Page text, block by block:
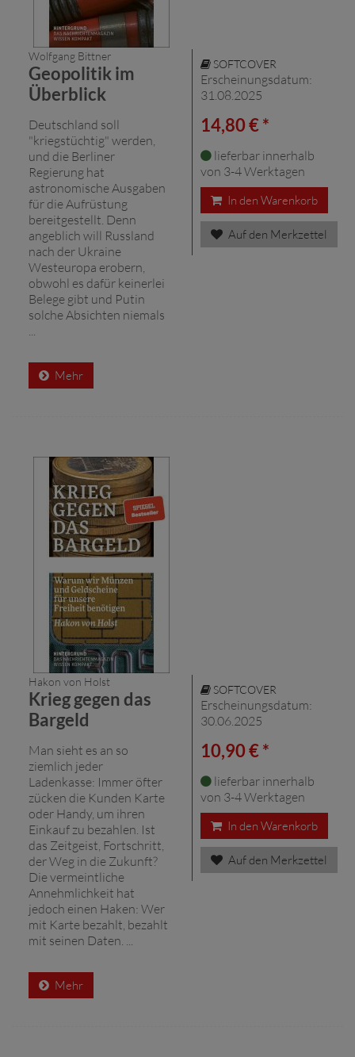
Wolfgang Bittner
Geopolitik im
Überblick
Deutschland soll
"kriegstüchtig" werden,
und die Berliner
Regierung hat
astronomische Ausgaben
für die Aufrüstung
bereitgestellt. Denn
angeblich will Russland
nach der Ukraine
Westeuropa erobern,
obwohl es dafür keinerlei
Belege gibt und Putin
solche Absichten niemals
Mehr
SOFTCOVER
Erscheinungsdatum:
31.08.2025
14,80 € *
lieferbar innerhalb
von 3-4 Werktagen
In den Warenkorb
Auf den Merkzettel
Hakon von Holst
Krieg gegen das
Bargeld
Man sieht es an so
ziemlich jeder
Ladenkasse: Immer öfter
zücken die Kunden Karte
oder Handy, um ihren
Einkauf zu bezahlen. Ist
das Zeitgeist, Fortschritt,
der Weg in die Zukunft?
Die vermeintliche
Annehmlichkeit hat
jedoch einen Haken: Wer
mit Karte bezahlt, bezahlt
mit seinen Daten. ...
Mehr
SOFTCOVER
Erscheinungsdatum:
30.06.2025
10,90 € *
lieferbar innerhalb
von 3-4 Werktagen
In den Warenkorb
Auf den Merkzettel